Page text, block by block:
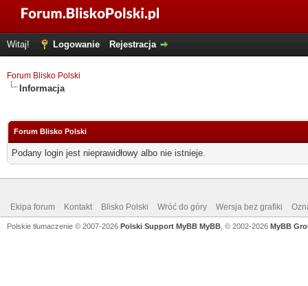
Witaj! Logowanie Rejestracja
Forum Blisko Polski
Informacja
Forum Blisko Polski
Podany login jest nieprawidłowy albo nie istnieje.
Ekipa forum Kontakt Blisko Polski Wróć do góry Wersja bez grafiki
Polskie tłumaczenie © 2007-2026 Polski Support MyBB MyBB , © 2002-2026 MyBB